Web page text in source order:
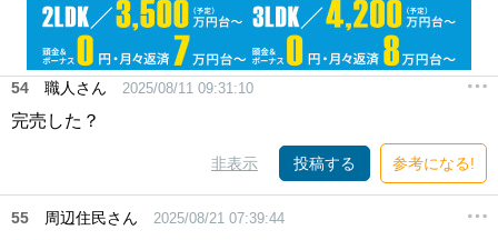
54 職人さん 2025/08/11 09:31:10
完売した？
非表示 投稿する 参考になる!
55 周辺住民さん 2025/08/21 07:39:44